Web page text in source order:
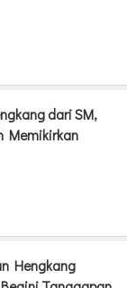
dari SM,
Memikirkan
Hengkang